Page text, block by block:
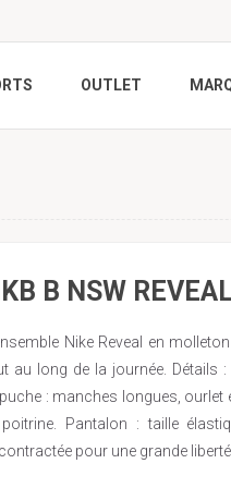
OUTLET
B NSW
Nike Reveal en
au long de la journée. Détails
: manches longues, ourlet
poitrine. Pantalon : taille
pour une grande